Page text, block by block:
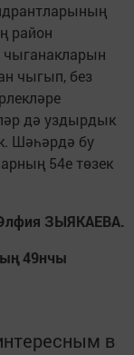
район
чыганакларын
чыгып, без
дә уздырдык
Шәһәрдә бу
54е төзек
ЗЫЯКАЕВА.
49нчы
в